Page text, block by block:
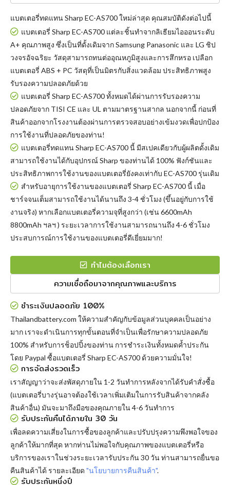
แบตเตอรี่ทดแทน Sharp EC-AS700ใหม่ล่าสุด คุณสมบัติดังต่อไปนี้
แบตเตอรี่ Sharp EC-AS700 แต่ละชิ้นทำจากลิเธียมไอออนระดับ
A+ คุณภาพสูง ซึ่งเป็นที่ดั้งเดิมจาก Samsung Panasonic และ LG ชิป
วงจรอัจฉริยะ วัสดุสามารถทนต่ออุณหภูมิสูงและการสึกหรอ เปลือก
แบตเตอรี่ ABS + PC วัสดุที่เป็นมิตรกับสิ่งแวดล้อม ประสิทธิภาพสูง
รับรองความปลอดภัยด้วย
แบตเตอรี่ Sharp EC-AS700ทั้งหมดได้ผ่านการรับรองความ
ปลอดภัยจาก TISI CE และ UL ตามมาตรฐานสากล นอกจากนี้ ก่อนที่
สินค้าออกจากโรงงานต้องผ่านการตรวจสอบอย่างเข้มงวดเพื่อปกป้อง
การใช้งานที่ปลอดภัยของท่าน!
แบตเตอรี่ทดแทน Sharp EC-AS700นี้ มีสเปคเดียวกับผู้ผลิตดั้งเดิม
สามารถใช้งานได้กับอุปกรณ์ Sharp ของท่านได้ 100% ฟังก์ชันและ
ประสิทธิภาพการใช้งานของแบตเตอรี่ยังคงเท่ากับ EC-AS700 รุ่นเดิม
สำหรับอายุการใช้งานของแบตเตอรี่ Sharp EC-AS700 นี้ เมื่อ
ชาร์จจนเต็มสามารถใช้งานได้นานถึง 3-4 ชั่วโมง (ขึ้นอยู่กับการใช้
งานจริง) หากเลือกแบตเตอรี่ความจุที่สูงกว่า (เช่น 6600mAh
8800mAh ฯลฯ ) ระยะเวลาการใช้งานสามารถนานถึง 4-6 ชั่วโมง
ประสบการณ์การใช้งานของแบตเตอรี่ดีเยี่ยมมาก!
ทำไมต้องเลือกเรา
ความเชื่อถือมาจากคุณภาพและบริการ
ชำระเงินปลอดภัย 100%
Thailandbattery.com ให้ความสำคัญกับข้อมูลส่วนบุคคลเป็นอย่าง
มาก เราจะดำเนินการทุกขั้นตอนที่จำเป็นเพื่อรักษาความปลอดภัย
100% สำหรับการช็อปปิ้งของท่าน การชำระเงินทั้งหมดค้ำประกัน
โดย Paypal ซื้อแบตเตอรี่ Sharp EC-AS700 ด้วยความมั่นใจ!
การจัดส่งรวดเร็ว
เราสัญญาว่าจะส่งพัสดุภายใน 1-2 วันทำการหลังจากได้รับคำสั่งซื้อ
(แบตเตอรี่บางรุ่นอาจต้องใช้เวลาเพิ่มเติมในการรับสินค้าจากคลัง
สินค้าอื่น) มันจะมาถึงมือของคุณภายใน 4-6 วันทำการ
รับประกันคืนได้ภายใน 30 วัน
เพื่อลดความเสี่ยงในการซื้อของลูกค้าและปรับปรุงความพึงพอใจของ
ลูกค้าให้มากที่สุด หากท่านไม่พอใจกับคุณภาพของแบตเตอรี่หรือ
บริการของเราในช่วงระยะเวลารับประกัน 30 วัน ท่านสามารถยื่นขอ
คืนสินค้าได้ รายละเอียด "นโยบายการคืนสินค้า".
รับประกันหนึ่งปี